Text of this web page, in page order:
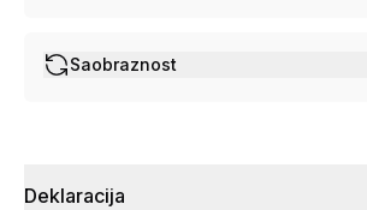
Saobraznost
Deklaracija